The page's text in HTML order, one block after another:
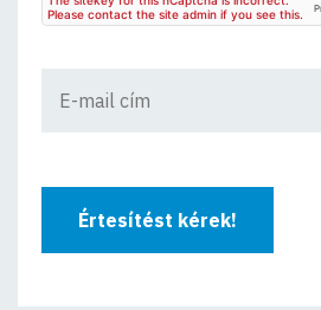
Értesítést kérek!